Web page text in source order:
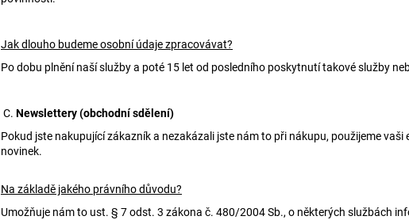
Jak dlouho budeme osobní údaje zpracovávat?
Po dobu plnění naší služby a poté 15 let od posledního poskytnutí takové služby
C. Newslettery (obchodní sdělení)
Pokud jste nakupující zákazník a nezakázali jste nám to při nákupu, použijeme
novinek.
Na základě jakého právního důvodu?
Umožňuje nám to ust. § 7 odst. 3 zákona č. 480/2004 Sb., o některých službách